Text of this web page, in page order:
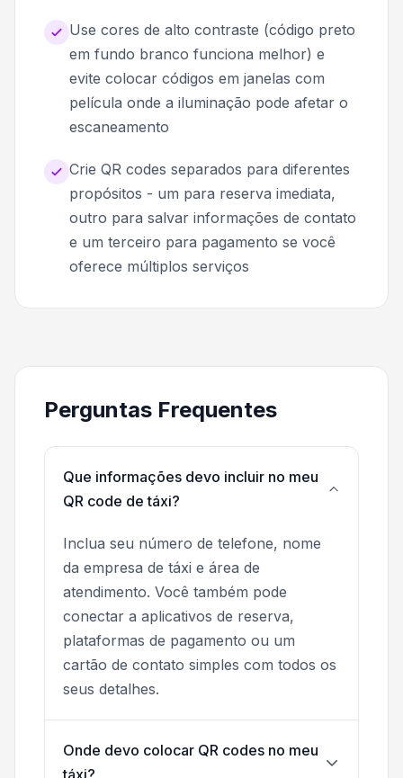
Use cores de alto contraste (código preto
em fundo branco funciona melhor) e
evite colocar códigos em janelas com
película onde a iluminação pode afetar o
escaneamento
Crie QR codes separados para diferentes
propósitos - um para reserva imediata,
outro para salvar informações de contato
e um terceiro para pagamento se você
oferece múltiplos serviços
Perguntas Frequentes
Que informações devo incluir no meu
QR code de táxi?
Inclua seu número de telefone, nome
da empresa de táxi e área de
atendimento. Você também pode
conectar a aplicativos de reserva,
plataformas de pagamento ou um
cartão de contato simples com todos os
seus detalhes.
Onde devo colocar QR codes no meu
táxi?